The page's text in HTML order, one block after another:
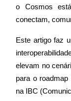
Futuros
Futuros de
TradFi
o Cosmos
conectam,
Este artigo faz
elevam no
para o
na IBC